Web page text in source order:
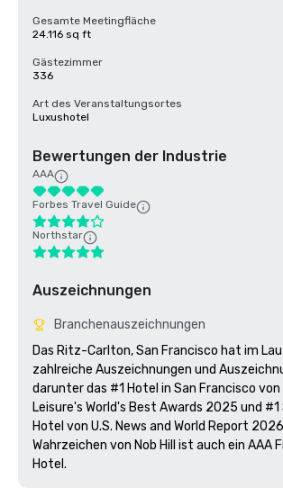
Gesamte Meetingfläche
24.116 sq ft
Gästezimmer
336
Art des Veranstaltungsortes
Luxushotel
Bewertungen der Industrie
AAA
Forbes Travel Guide
Northstar
Auszeichnungen
Branchenauszeichnungen
Das Ritz-Carlton, San Francisco hat im
zahlreiche Auszeichnungen und
darunter das #1 Hotel in San Francisco von
Leisure's World's Best Awards 2025 und #1
Hotel von U.S. News and World Report
Wahrzeichen von Nob Hill ist auch ein AAA